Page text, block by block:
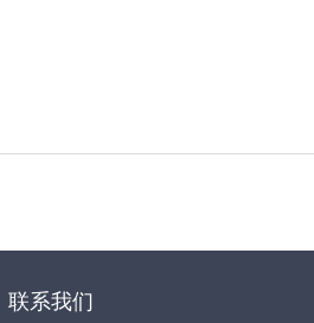
联系我们